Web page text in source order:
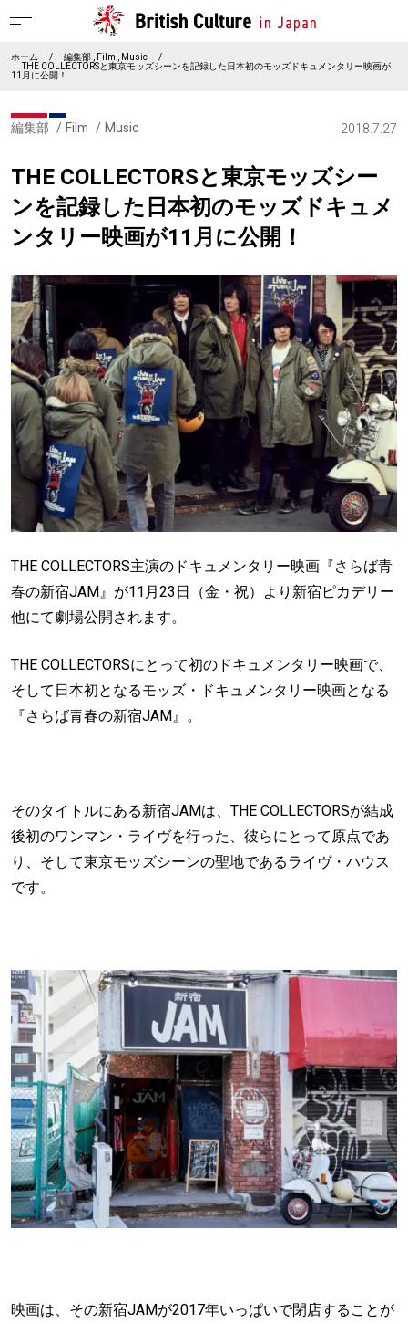
ホーム / 編集部 Film Music /
THE COLLECTORSと東京モッズシーンを記録した日本初のモッズドキュメンタリー映画が
11月に公開！
編集部 Film Music 2018.7.27
THE COLLECTORSと東京モッズシー
ンを記録した日本初のモッズドキュメ
ンタリー映画が11月に公開！
THE COLLECTORS主演のドキュメンタリー映画『さらば青
春の新宿JAM』が11月23日（金・祝）より新宿ピカデリー
他にて劇場公開されます。
THE COLLECTORSにとって初のドキュメンタリー映画で、
そして日本初となるモッズ・ドキュメンタリー映画となる
『さらば青春の新宿JAM』。
そのタイトルにある新宿JAMは、THE COLLECTORSが結成
後初のワンマン・ライヴを行った、彼らにとって原点であ
り、そして東京モッズシーンの聖地であるライヴ・ハウス
です。
映画は、その新宿JAMが2017年いっぱいで閉店することが